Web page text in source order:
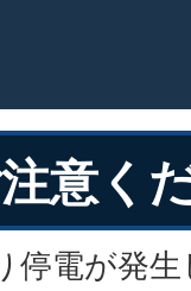
意く
電が発